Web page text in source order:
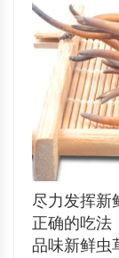
尽力发挥新
正确的吃法
品味新鲜虫